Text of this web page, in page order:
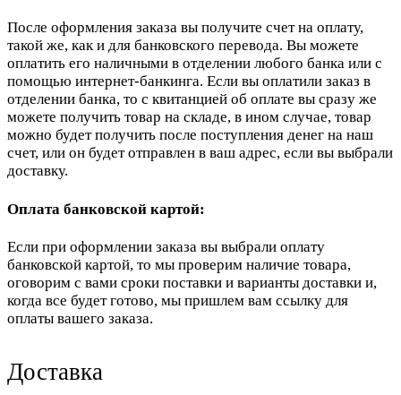
После оформления заказа вы получите счет на оплату,
такой же, как и для банковского перевода. Вы можете
оплатить его наличными в отделении любого банка или с
помощью интернет-банкинга. Если вы оплатили заказ в
отделении банка, то с квитанцией об оплате вы сразу же
можете получить товар на складе, в ином случае, товар
можно будет получить после поступления денег на наш
счет, или он будет отправлен в ваш адрес, если вы выбрали
доставку.
Оплата банковской картой:
Если при оформлении заказа вы выбрали оплату
банковской картой, то мы проверим наличие товара,
оговорим с вами сроки поставки и варианты доставки и,
когда все будет готово, мы пришлем вам ссылку для
оплаты вашего заказа.
Доставка